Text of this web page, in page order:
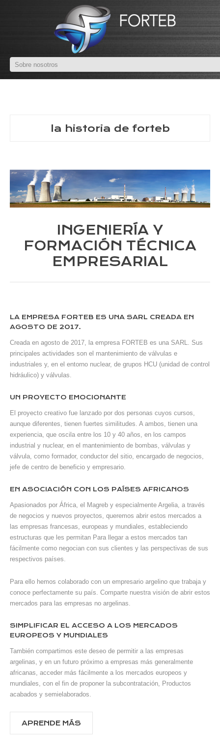
la historia de forteb
INGENIERÍA Y
FORMACIÓN TÉCNICA
EMPRESARIAL
LA EMPRESA FORTEB ES UNA SARL CREADA EN
AGOSTO DE 2017.
Creada en agosto de 2017, la empresa FORTEB es una SARL. Sus
principales actividades son el mantenimiento de válvulas e
industriales y, en el entorno nuclear, de grupos HCU (unidad de control
hidráulico) y válvulas.
UN PROYECTO EMOCIONANTE
El proyecto creativo fue lanzado por dos personas cuyos cursos,
aunque diferentes, tienen fuertes similitudes. A ambos, tienen una
experiencia, que oscila entre los 10 y 40 años, en los campos
industrial y nuclear, en el mantenimiento de bombas, válvulas y
válvula, como formador, conductor del sitio, encargado de negocios,
jefe de centro de beneficio y empresario.
EN ASOCIACIÓN CON LOS PAÍSES AFRICANOS
Apasionados por África, el Magreb y especialmente Argelia, a través
de negocios y nuevos proyectos, queremos abrir estos mercados a
las empresas francesas, europeas y mundiales, estableciendo
estructuras que les permitan Para llegar a estos mercados tan
fácilmente como negocian con sus clientes y las perspectivas de sus
respectivos países.
Para ello hemos colaborado con un empresario argelino que trabaja y
conoce perfectamente su país. Comparte nuestra visión de abrir estos
mercados para las empresas no argelinas.
SIMPLIFICAR EL ACCESO A LOS MERCADOS
EUROPEOS Y MUNDIALES
También compartimos este deseo de permitir a las empresas
argelinas, y en un futuro próximo a empresas más generalmente
africanas, acceder más fácilmente a los mercados europeos y
mundiales, con el fin de proponer la subcontratación, Productos
acabados y semielaborados.
APRENDE MÁS